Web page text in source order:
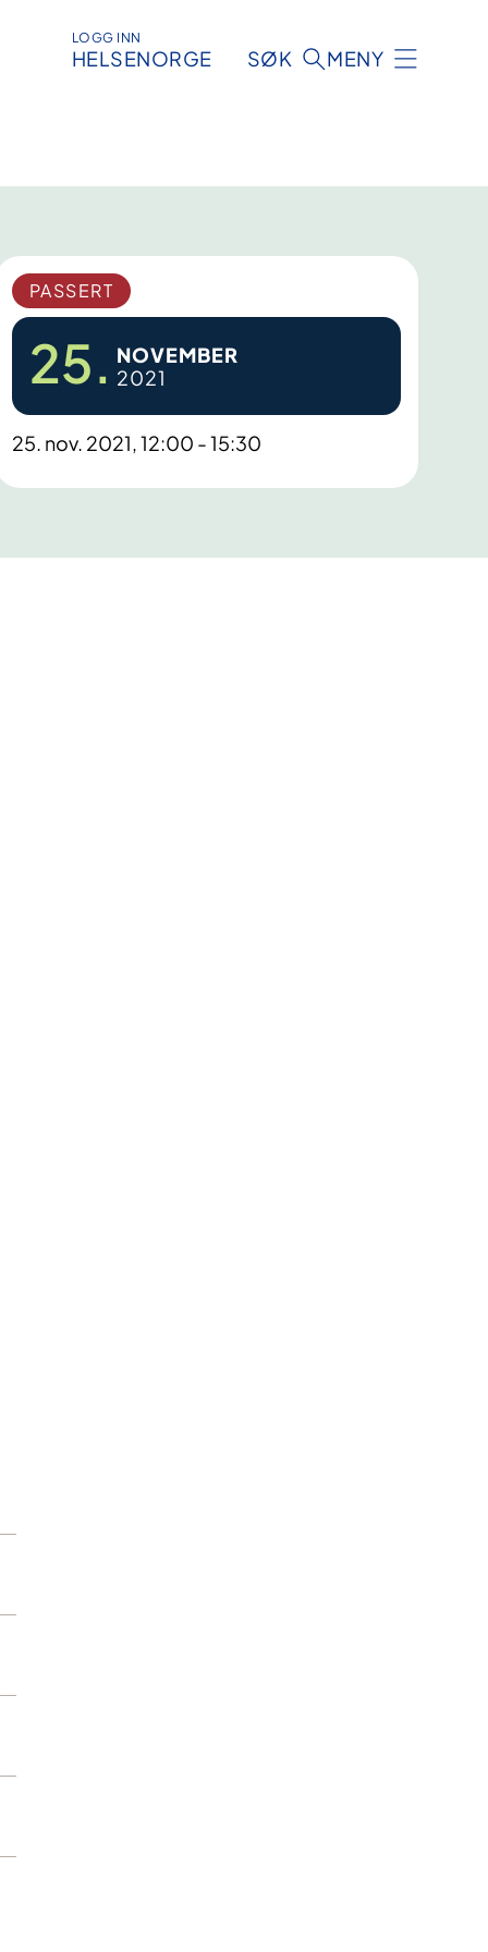
LOGG INN
HELSENORGE SØK MENY
PASSERT
25. NOVEMBER
2021
25. nov. 2021, 12:00 - 15:30